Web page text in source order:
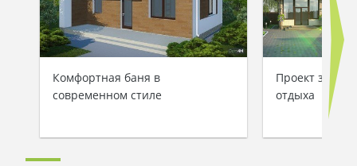
Комфортная баня в
современном стиле
Проект
отдыха